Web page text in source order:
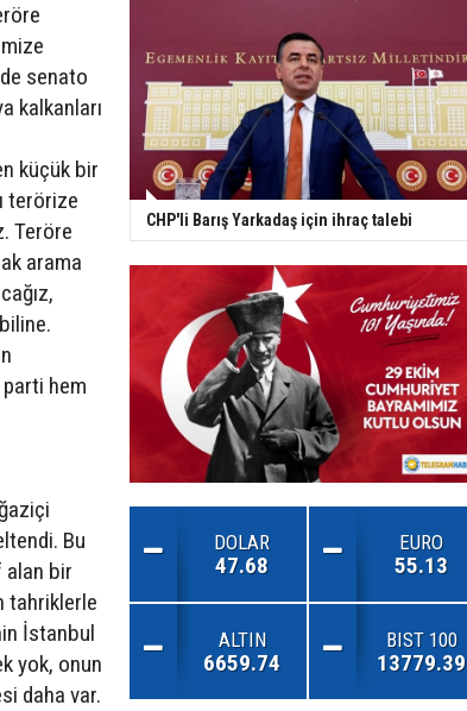
senato
kalkanları
küçük bir
terörize
Teröre
arama
hem
Bu
alan bir
tahriklerle
İstanbul
yok, onun
daha var.
CHP'li Barış Yarkadaş için ihraç talebi
DOLAR
47.68
EURO
55.13
ALTIN
6659.74
BIST 100
13779.39